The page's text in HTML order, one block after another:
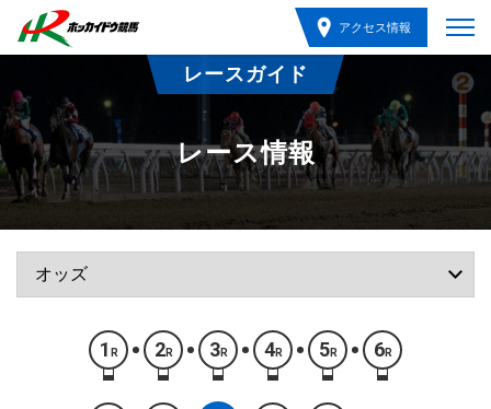
アクセス情報
レースガイド
レース情報
1 R 2R 3R 4R 5R 6R